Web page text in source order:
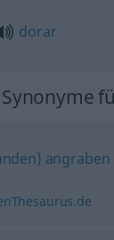
dorar
Synonyme
angraben